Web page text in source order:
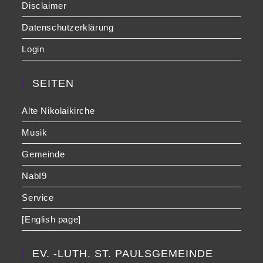
Disclaimer
Datenschutzerklärung
Login
SEITEN
Alte Nikolaikirche
Musik
Gemeinde
NabI9
Service
[English page]
EV. -LUTH. ST. PAULSGEMEINDE